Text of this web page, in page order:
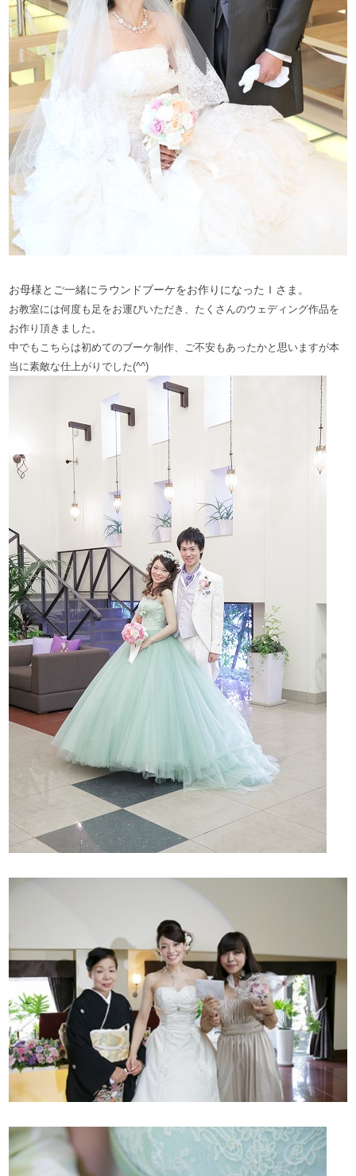
お母様とご一緒にラウンドブーケをお作りになったＩさま。
お教室には何度も足をお運びいただき、 たくさんのウェディング作品を
お作り頂きました。
中でもこちらは初めてのブーケ制作、ご不安も あったかと思いますが本
当に素敵な仕上がりでした(^^)